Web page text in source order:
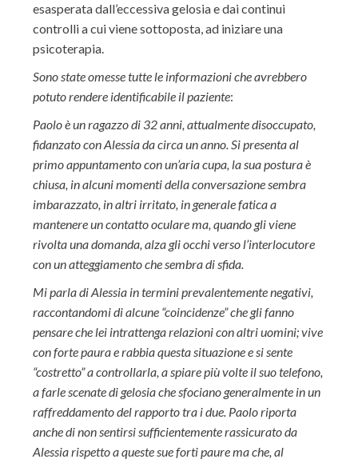
esasperata dall’eccessiva gelosia e dai continui
controlli a cui viene sottoposta, ad iniziare una
psicoterapia.
Sono state omesse tutte le informazioni che avrebbero
potuto rendere identificabile il paziente:
Paolo è un ragazzo di 32 anni, attualmente disoccupato,
fidanzato con Alessia da circa un anno. Si presenta al
primo appuntamento con un’aria cupa, la sua postura è
chiusa, in alcuni momenti della conversazione sembra
imbarazzato, in altri irritato, in generale fatica a
mantenere un contatto oculare ma, quando gli viene
rivolta una domanda, alza gli occhi verso l’interlocutore
con un atteggiamento che sembra di sfida.
Mi parla di Alessia in termini prevalentemente negativi,
raccontandomi di alcune “coincidenze” che gli fanno
pensare che lei intrattenga relazioni con altri uomini; vive
con forte paura e rabbia questa situazione e si sente
“costretto” a controllarla, a spiare più volte il suo telefono,
a farle scenate di gelosia che sfociano generalmente in un
raffreddamento del rapporto tra i due. Paolo riporta
anche di non sentirsi sufficientemente rassicurato da
Alessia rispetto a queste sue forti paure ma che, al